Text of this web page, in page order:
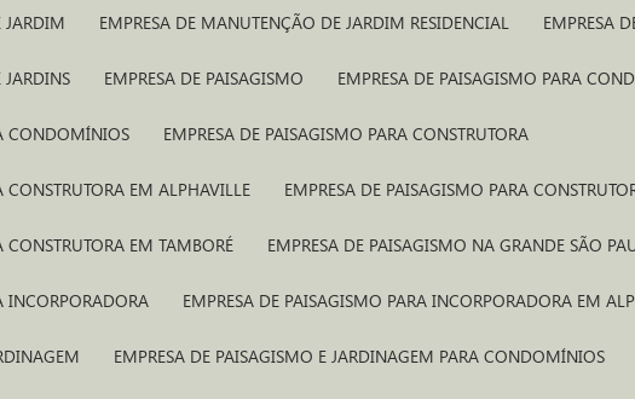
JARDIM EMPRESA DE MANUTENÇÃO DE JARDIM RESIDENCIAL EMPRESA
JARDINS EMPRESA DE PAISAGISMO EMPRESA DE PAISAGISMO PARA
CONDOMÍNIOS EMPRESA DE PAISAGISMO PARA CONSTRUTORA
CONSTRUTORA EM ALPHAVILLE EMPRESA DE PAISAGISMO PARA
CONSTRUTORA EM TAMBORÉ EMPRESA DE PAISAGISMO NA GRANDE SÃO
INCORPORADORA EMPRESA DE PAISAGISMO PARA INCORPORADORA EM
EMPRESA DE PAISAGISMO E JARDINAGEM PARA CONDOMÍNIOS